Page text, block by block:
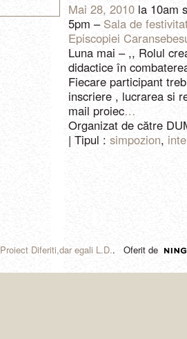
Mai 28, 2010 la 10am
5pm – Sala de
Episcopiei
Luna mai – ,, Rolul
didactice în
Fiecare participant
inscriere , lucrarea si
mail proiec…
Organizat de către
| Tipul : simpozion,
Proiect Diferiti,dar egali L.D.. Oferit de